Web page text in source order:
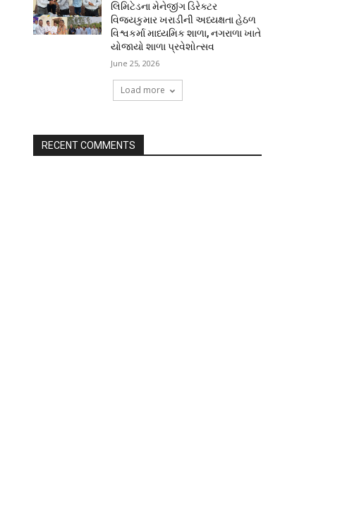
લિમિટેડના મેનેજીંગ ડિરેક્ટર
વિજયકુમાર ખરાડીની અધ્યક્ષતા હેઠળ
વિશ્વકર્મા માધ્યમિક શાળા, નગરાળા ખાતે
યોજાયો શાળા પ્રવેશોત્સવ
June 25, 2026
Load more
RECENT COMMENTS